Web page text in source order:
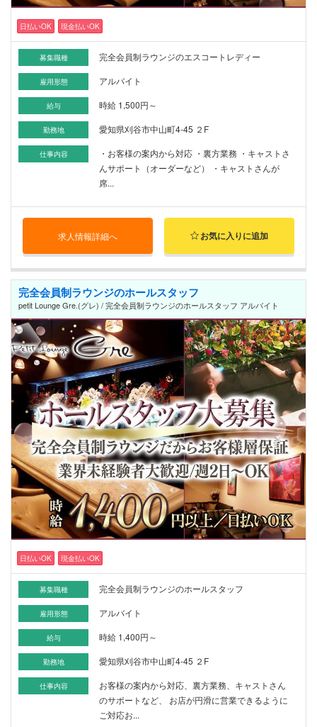
日払いOK 現金払いOK
募集職種 完全会員制ラウンジのエスコートレディー
雇用形態 アルバイト
給与 時給 1,500円～
勤務地 愛知県刈谷市中山町4-45 ２F
仕事内容
・お客様の案内から対応 ・裏方業務 ・キャストさ
んサポート（オーダーなど） ・キャストさんが
席...
求人情報詳細へ お気に入りに追加
完全会員制ラウンジのホールスタッフ
petit Lounge Gre.(グレ) / 完全会員制ラウンジのホールスタッフ アルバイト
日払いOK 現金払いOK
募集職種 完全会員制ラウンジのホールスタッフ
雇用形態 アルバイト
給与 時給 1,400円～
勤務地 愛知県刈谷市中山町4-45 ２F
仕事内容
お客様の案内から対応、裏方業務、キャストさん
のサポートなど、 お店が円滑に営業できるように
ご対応お...